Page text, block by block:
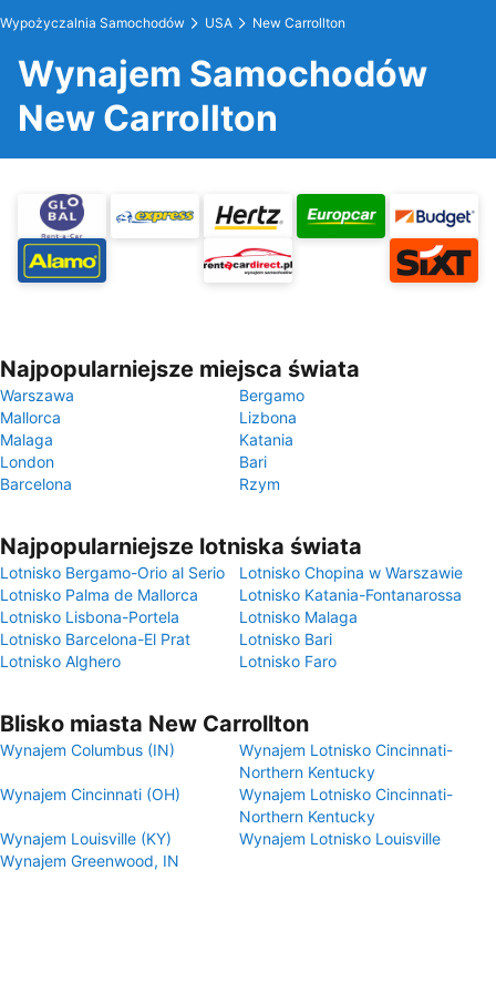
Wypożyczalnia Samochodów USA New Carrollton
Wynajem Samochodów
New Carrollton
Najpopularniejsze miejsca świata
Warszawa
Bergamo
Mallorca
Lizbona
Malaga
Katania
London
Bari
Barcelona
Rzym
Najpopularniejsze lotniska świata
Lotnisko Bergamo-Orio al Serio
Lotnisko Chopina w Warszawie
Lotnisko Palma de Mallorca
Lotnisko Katania-Fontanarossa
Lotnisko Lisbona-Portela
Lotnisko Malaga
Lotnisko Barcelona-El Prat
Lotnisko Bari
Lotnisko Alghero
Lotnisko Faro
Blisko miasta New Carrollton
Wynajem Columbus (IN)
Wynajem Lotnisko Cincinnati-
Northern Kentucky
Wynajem Cincinnati (OH)
Wynajem Lotnisko Cincinnati-
Northern Kentucky
Wynajem Louisville (KY)
Wynajem Lotnisko Louisville
Wynajem Greenwood, IN